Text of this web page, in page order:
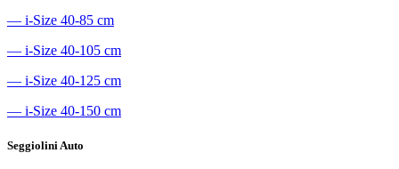
― i-Size 40-85 cm
― i-Size 40-105 cm
― i-Size 40-125 cm
― i-Size 40-150 cm
Seggiolini Auto